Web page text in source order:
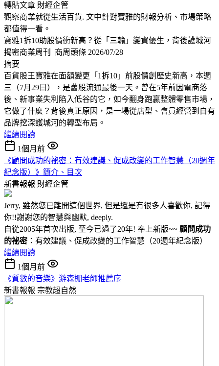
轉貼文章 財經企管
觀察商業就從生活百貨. 文中針對寶雅的財報分析、市場策略
都值得一看。
寶雅1拆10助股價衝新高？從「三輸」變資優生，背後護城河
揭密商業周刊 商周頭條 2026/07/28
摘要
百貨股王寶雅在面額變更「1拆10」前股價創歷史新高，本週
三（7月29日），是舊股流通最後一天。曾在5年前因電商落
後、新事業失利陷入低谷的它，如今翻身跑贏整體零售市場，
它做了什麼？背後真正原因，是一場從店型、會員經營到自有
品牌挖深護城河的轉型布局。
繼續閱讀
1個月前
《顧問成功的祕密：有效建議、促成改變的工作智慧（20週年
紀念版）》簡介、目次
新書報報 財經企管
Jerry, 雖然您已離開這個世界, 但是還是有很多人喜歡你, 記得
你!!謝謝您的智慧與幽默, deeply.
自從2005年首次出版, 至今已過了20年! 奉上新版~~ 顧問成功
的祕密 ：有效建議、促成改變的工作智慧（20週年紀念版）
繼續閱讀
1個月前
《質數的音樂》游森棚老師推薦序
新書報報 宗教超自然